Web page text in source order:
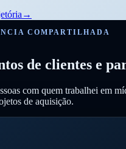
→
COMPARTILHADA
de clientes e
com quem trabalhei em
de aquisição.